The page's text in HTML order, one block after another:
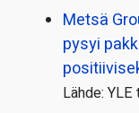
Metsä
pysyi
Lähde: YLE